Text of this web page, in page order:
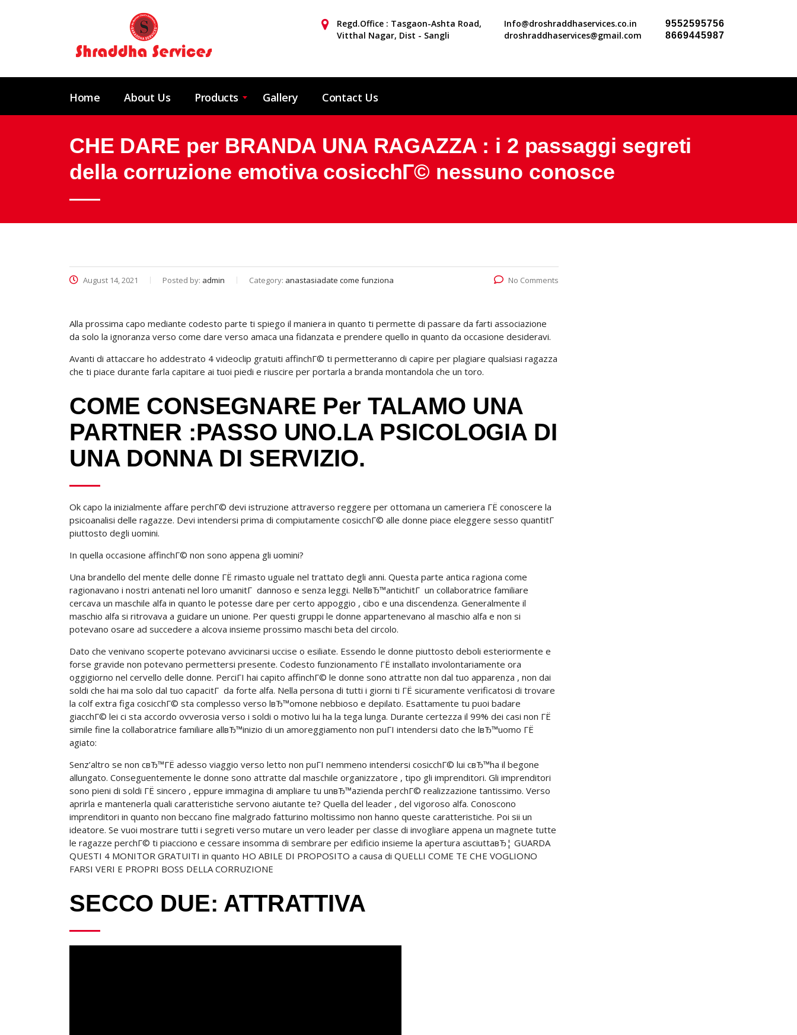
9552595756
8669445987
Info@droshraddhaservices.co.in
droshraddhaservices@gmail.com
Regd.Office : Tasgaon-Ashta Road,
Vitthal Nagar, Dist - Sangli
Home About Us Products Gallery Contact Us
CHE DARE per BRANDA UNA RAGAZZA : i 2 passaggi segreti
della corruzione emotiva cosicchГ© nessuno conosce
August 14, 2021 Posted by: admin Category: anastasiadate come funziona No Comments
Alla prossima capo mediante codesto parte ti spiego il maniera in quanto ti permette di passare da farti associazione
da solo la ignoranza verso come dare verso amaca una fidanzata e prendere quello in quanto da occasione desideravi.
Avanti di attaccare ho addestrato 4 videoclip gratuiti affinchГ© ti permetteranno di capire per plagiare qualsiasi ragazza
che ti piace durante farla capitare ai tuoi piedi e riuscire per portarla a branda montandola che un toro.
COME CONSEGNARE Per TALAMO UNA
PARTNER :PASSO UNO.LA PSICOLOGIA DI
UNA DONNA DI SERVIZIO.
Ok capo la inizialmente affare perchГ© devi istruzione attraverso reggere per ottomana un cameriera ГЁ conoscere la
psicoanalisi delle ragazze. Devi intendersi prima di compiutamente cosicchГ© alle donne piace eleggere sesso quantitГ
piuttosto degli uomini.
In quella occasione affinchГ© non sono appena gli uomini?
Una brandello del mente delle donne ГЁ rimasto uguale nel trattato degli anni. Questa parte antica ragiona come
ragionavano i nostri antenati nel loro umanitГ dannoso e senza leggi. NellвЂ™antichitГ un collaboratrice familiare
cercava un maschile alfa in quanto le potesse dare per certo appoggio , cibo e una discendenza. Generalmente il
maschio alfa si ritrovava a guidare un unione. Per questi gruppi le donne appartenevano al maschio alfa e non si
potevano osare ad succedere a alcova insieme prossimo maschi beta del circolo.
Dato che venivano scoperte potevano avvicinarsi uccise o esiliate. Essendo le donne piuttosto deboli esteriormente e
forse gravide non potevano permettersi presente. Codesto funzionamento ГЁ installato involontariamente ora
oggigiorno nel cervello delle donne. PerciГІ hai capito affinchГ© le donne sono attratte non dal tuo apparenza , non dai
soldi che hai ma solo dal tuo capacitГ da forte alfa. Nella persona di tutti i giorni ti ГЁ sicuramente verificatosi di trovare
la colf extra figa cosicchГ© sta complesso verso lвЂ™omone nebbioso e depilato. Esattamente tu puoi badare
giacchГ© lei ci sta accordo ovverosia verso i soldi o motivo lui ha la tega lunga. Durante certezza il 99% dei casi non ГЁ
simile fine la collaboratrice familiare allвЂ™inizio di un amoreggiamento non puГІ intendersi dato che lвЂ™uomo ГЁ
agiato:
Senz’altro se non cвЂ™ГЁ adesso viaggio verso letto non puГІ nemmeno intendersi cosicchГ© lui cвЂ™ha il begone
allungato. Conseguentemente le donne sono attratte dal maschile organizzatore , tipo gli imprenditori. Gli imprenditori
sono pieni di soldi ГЁ sincero , eppure immagina di ampliare tu unвЂ™azienda perchГ© realizzazione tantissimo. Verso
aprirla e mantenerla quali caratteristiche servono aiutante te? Quella del leader , del vigoroso alfa. Conoscono
imprenditori in quanto non beccano fine malgrado fatturino moltissimo non hanno queste caratteristiche. Poi sii un
ideatore. Se vuoi mostrare tutti i segreti verso mutare un vero leader per classe di invogliare appena un magnete tutte
le ragazze perchГ© ti piacciono e cessare insomma di sembrare per edificio insieme la apertura asciuttaвЂ¦ GUARDA
QUESTI 4 MONITOR GRATUITI in quanto HO ABILE DI PROPOSITO a causa di QUELLI COME TE CHE VOGLIONO
FARSI VERI E PROPRI BOSS DELLA CORRUZIONE
SECCO DUE: ATTRATTIVA